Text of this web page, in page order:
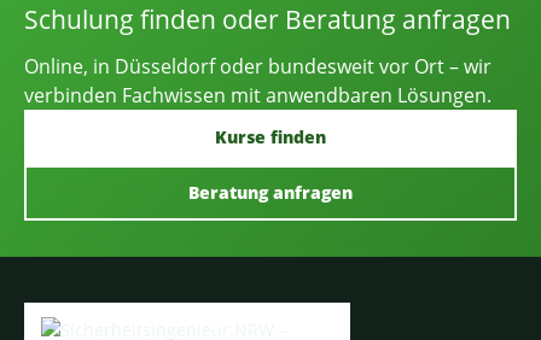
Schulung finden oder Beratung anfragen
Online, in Düsseldorf oder bundesweit vor Ort – wir
verbinden Fachwissen mit anwendbaren Lösungen.
Kurse finden
Beratung anfragen